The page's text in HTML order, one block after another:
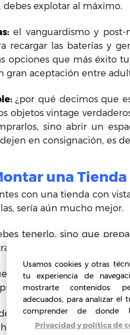
explotar al máximo.
el vanguardismo y
recargar las baterías y
opciones que más éxito
gran aceptación entre
¿por qué decimos que
objetos vintage
sino abrir un
en consignación, es
una
con una tienda con
sería aún mucho mejor.
tenerlo, sino que
y lograr que
dispongas de tus
y lograr el
que tu primer cliente
entrado a comprar
Usamos cookies y otras
tu experiencia de
mostrarte contenidos
adecuados, para analizar el
comprender de donde
Privacidad y política de